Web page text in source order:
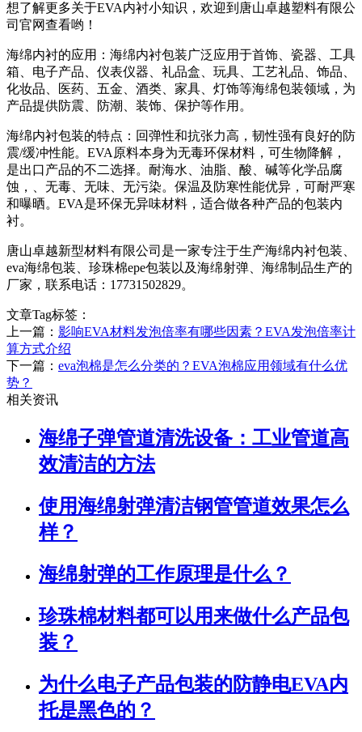
想了解更多关于EVA内衬小知识，欢迎到唐山卓越塑料有限公
司官网查看哟！
海绵内衬的应用：海绵内衬包装广泛应用于首饰、瓷器、工具
箱、电子产品、仪表仪器、礼品盒、玩具、工艺礼品、饰品、
化妆品、医药、五金、酒类、家具、灯饰等海绵包装领域，为
产品提供防震、防潮、装饰、保护等作用。
海绵内衬包装的特点：回弹性和抗张力高，韧性强有良好的防
震/缓冲性能。EVA原料本身为无毒环保材料，可生物降解，
是出口产品的不二选择。耐海水、油脂、酸、碱等化学品腐
蚀，、无毒、无味、无污染。保温及防寒性能优异，可耐严寒
和曝晒。EVA是环保无异味材料，适合做各种产品的包装内
衬。
唐山卓越新型材料有限公司是一家专注于生产海绵内衬包装、
eva海绵包装、珍珠棉epe包装以及海绵射弹、海绵制品生产的
厂家，联系电话：17731502829。
文章Tag标签：
上一篇： 影响EVA材料发泡倍率有哪些因素？EVA发泡倍率计
算方式介绍
下一篇： eva泡棉是怎么分类的？EVA泡棉应用领域有什么优
势？
相关资讯
海绵子弹管道清洗设备：工业管道高
效清洁的方法
使用海绵射弹清洁钢管管道效果怎么
样？
海绵射弹的工作原理是什么？
珍珠棉材料都可以用来做什么产品包
装？
为什么电子产品包装的防静电EVA内
托是黑色的？